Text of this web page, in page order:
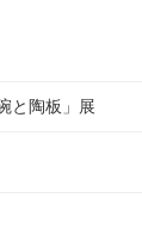
と陶板」展